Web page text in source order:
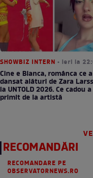
SHOWBIZ INTERN • ieri la
Cine e Bianca, românca ce a
dansat alături de Zara
la UNTOLD 2026. Ce cadou a
primit de la artistă
RECOMANDĂRI
RECOMANDARE PE
OBSERVATORNEWS.RO